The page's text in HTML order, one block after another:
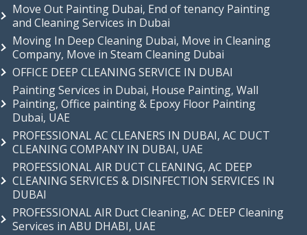
Move Out Painting Dubai, End of tenancy Painting
and Cleaning Services in Dubai
Moving In Deep Cleaning Dubai, Move in Cleaning
Company, Move in Steam Cleaning Dubai
OFFICE DEEP CLEANING SERVICE IN DUBAI
Painting Services in Dubai, House Painting, Wall
Painting, Office painting & Epoxy Floor Painting
Dubai, UAE
PROFESSIONAL AC CLEANERS IN DUBAI, AC DUCT
CLEANING COMPANY IN DUBAI, UAE
PROFESSIONAL AIR DUCT CLEANING, AC DEEP
CLEANING SERVICES & DISINFECTION SERVICES IN
DUBAI
PROFESSIONAL AIR Duct Cleaning, AC DEEP Cleaning
Services in ABU DHABI, UAE